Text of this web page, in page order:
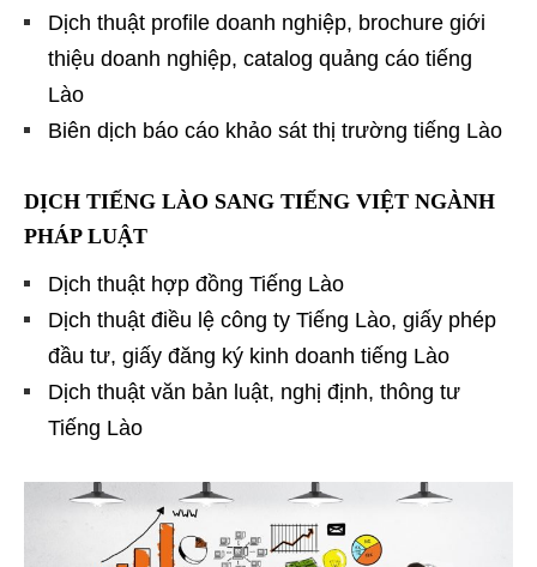
Dịch thuật profile doanh nghiệp, brochure giới
thiệu doanh nghiệp, catalog quảng cáo tiếng
Lào
Biên dịch báo cáo khảo sát thị trường tiếng Lào
DỊCH TIẾNG LÀO SANG TIẾNG VIỆT NGÀNH
PHÁP LUẬT
Dịch thuật hợp đồng Tiếng Lào
Dịch thuật điều lệ công ty Tiếng Lào, giấy phép
đầu tư, giấy đăng ký kinh doanh tiếng Lào
Dịch thuật văn bản luật, nghị định, thông tư
Tiếng Lào